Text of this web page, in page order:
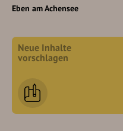
Eben am Achensee
Neue Inhalte
vorschlagen